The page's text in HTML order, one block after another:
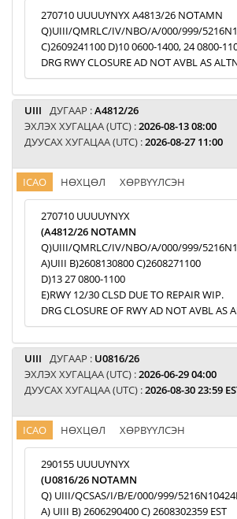
270710 UUUUYNYX A4813/26 NOTAMN
Q)UIII/QMRLC/IV/NBO/A/000/999/
C)2609241100 D)10 0600-1400, 24 0800-
DRG RWY CLOSURE AD NOT AVBL AS
UIII ДУГААР :A4812/26
ЭХЛЭХ ХУГАЦАА (UTC) :2026-08-13 08:00
ДУУСАХ ХУГАЦАА (UTC) :2026-08-27 11:00
ICAO НӨХЦӨЛ ХӨРВҮҮЛСЭН
270710 UUUUYNYX
(A4812/26 NOTAMN
Q)UIII/QMRLC/IV/NBO/A/000/999/
A)UIII B)2608130800 C)2608271100
D)13 27 0800-1100
E)RWY 12/30 CLSD DUE TO REPAIR WIP.
DRG CLOSURE OF RWY AD NOT AVBL AS
UIII ДУГААР : U0816/26
ЭХЛЭХ ХУГАЦАА (UTC) :2026-06-29 04:00
ДУУСАХ ХУГАЦАА (UTC) :2026-08-30 23:59
ICAO НӨХЦӨЛ ХӨРВҮҮЛСЭН
290155 UUUUYNYX
(U0816/26 NOTAMN
Q) UIII/QCSAS/I/B/E/000/999/
A) UIII B) 2606290400 C) 2608302359 EST